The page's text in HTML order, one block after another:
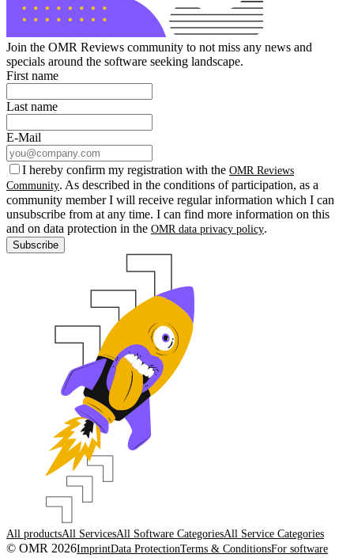
Join the OMR Reviews community to not miss any news and
specials around the software seeking landscape.
First name
Last name
E-Mail
I hereby confirm my registration with the OMR Reviews
Community. As described in the conditions of participation, as a
community member I will receive regular information which I can
unsubscribe from at any time. I can find more information on this
and on data protection in the OMR data privacy policy.
Subscribe
All productsAll ServicesAll Software CategoriesAll Service Categories
© OMR 2026ImprintData ProtectionTerms & ConditionsFor software